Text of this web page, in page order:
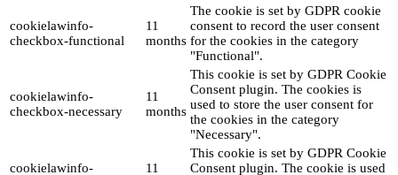
cookielawinfo-
checkbox-functional
11
months
The cookie is set by GDPR cookie
consent to record the user consent
for the cookies in the category
"Functional".
cookielawinfo-
checkbox-necessary
11
months
This cookie is set by GDPR Cookie
Consent plugin. The cookies is
used to store the user consent for
the cookies in the category
"Necessary".
cookielawinfo- 11
This cookie is set by GDPR Cookie
Consent plugin. The cookie is used